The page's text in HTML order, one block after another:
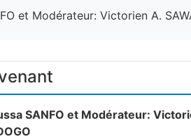
et Modérateur: Victorien A.
SANFO et Modérateur: